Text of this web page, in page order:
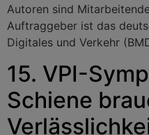
Autoren sind
Auftraggeber ist das
Digitales und Verkehr
15. VPI-
Schiene